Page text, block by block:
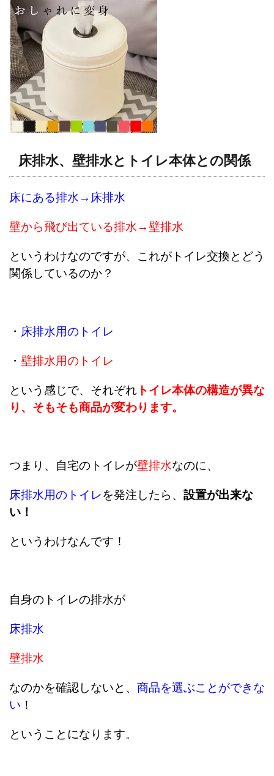
床排水、壁排水とトイレ本体との関係
床にある排水→床排水
壁から飛び出ている排水→壁排水
というわけなのですが、これがトイレ交換とどう
関係しているのか？
・ 床排水用のトイレ
・ 壁排水用のトイレ
という感じで、それぞれ トイレ本体の構造が異な
り、そもそも商品が変わります。
つまり、自宅のトイレが壁排水なのに、
床排水用のトイレを発注したら、 設置が出来な
い！
というわけなんです！
自身のトイレの排水が
床排水
壁排水
なのかを確認しないと、 商品を選ぶことができな
い ！
ということになります。